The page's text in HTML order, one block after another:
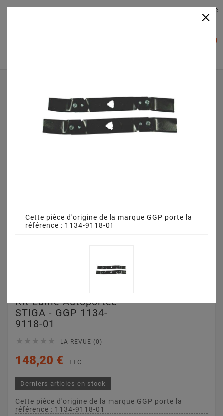
Plateaudecoupe.com : Trouver facilement le plateau de
Kit lame autoportée STIGA - GGP 1134-9118-01
Kit Lame Autoportée
STIGA - GGP 1134-
9118-01
     LA REVUE (0)
148,20 € TTC
Derniers articles en stock
Cette pièce d'origine de la marque GGP porte la
référence : 1134-9118-01
×
Cette pièce d'origine de la marque GGP porte la
référence : 1134-9118-01